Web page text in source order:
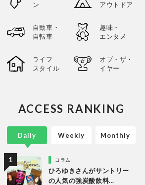
ン
アウトドア
自動車・
自転車
趣味・
エンタメ
ライフ
スタイル
オブ・ザ・
イヤー
ACCESS RANKING
Daily
コラム
ひろゆきさんがサントリー
の人気の強炭酸飲料
Weekly Monthly